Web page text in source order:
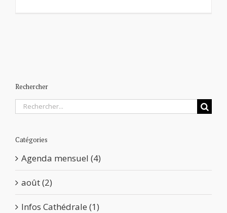
Rechercher
Rechercher
Catégories
Agenda mensuel (4)
août (2)
Infos Cathédrale (1)